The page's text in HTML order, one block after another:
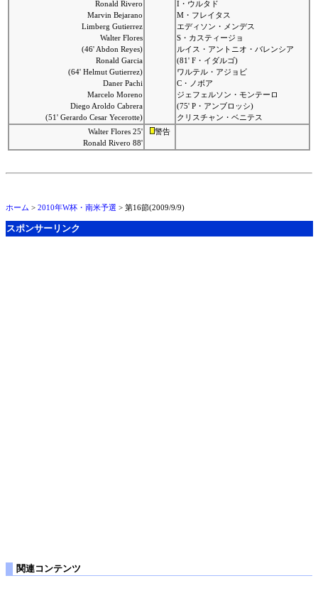
Ronald Rivero
Marvin Bejarano
Limberg Gutierrez
Walter Flores
(46' Abdon Reyes)
Ronald Garcia
(64' Helmut Gutierrez)
Daner Pachi
Marcelo Moreno
Diego Aroldo Cabrera
(51' Gerardo Cesar Yecerotte)
I・ウルタド
M・フレイタス
エディソン・メンデス
S・カスティージョ
ルイス・アントニオ・バレンシア
(81' F・イダルゴ)
ワルテル・アジョビ
C・ノボア
ジェフェルソン・モンテーロ
(75' P・アンブロッシ)
クリスチャン・ベニテス
Walter Flores 25'
Ronald Rivero 88'
警告
ホーム > 2010年W杯・南米予選 > 第16節(2009/9/9)
スポンサーリンク
関連コンテンツ